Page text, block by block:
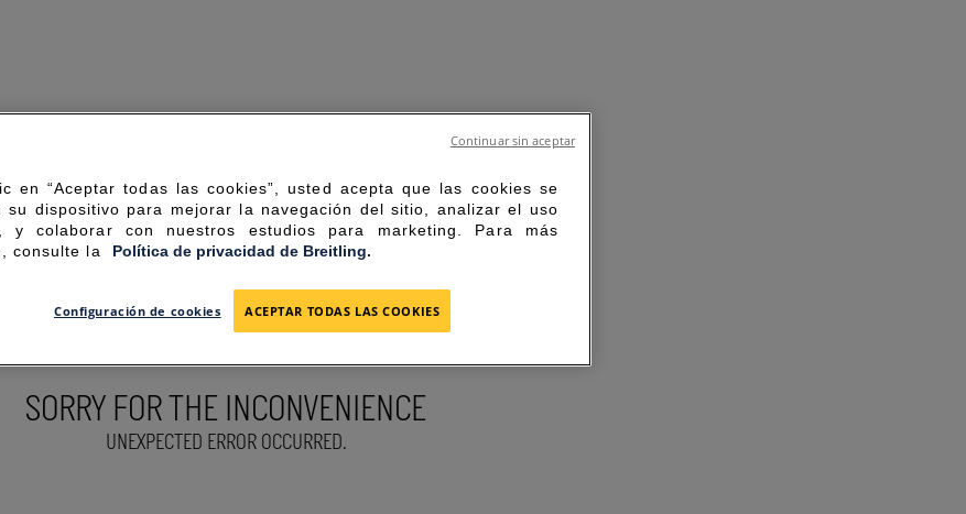
SORRY FOR THE INCONVENIENCE
UNEXPECTED ERROR OCCURRED.
en “Aceptar todas las cookies”, usted acepta que las cookies se
su dispositivo para mejorar la navegación del sitio, analizar el uso
y colaborar con nuestros estudios para marketing. Para más
consulte la
Política de privacidad de Breitling.
Configuración de cookies ACEPTAR TODAS LAS COOKIES
Continuar sin aceptar